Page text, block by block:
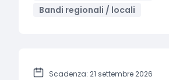
Bandi regionali / locali
Scadenza: 21 settembre 2026